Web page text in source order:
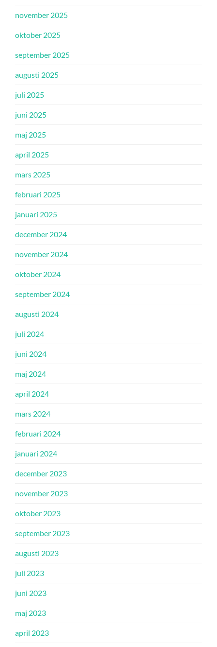
november 2025
oktober 2025
september 2025
augusti 2025
juli 2025
juni 2025
maj 2025
april 2025
mars 2025
februari 2025
januari 2025
december 2024
november 2024
oktober 2024
september 2024
augusti 2024
juli 2024
juni 2024
maj 2024
april 2024
mars 2024
februari 2024
januari 2024
december 2023
november 2023
oktober 2023
september 2023
augusti 2023
juli 2023
juni 2023
maj 2023
april 2023